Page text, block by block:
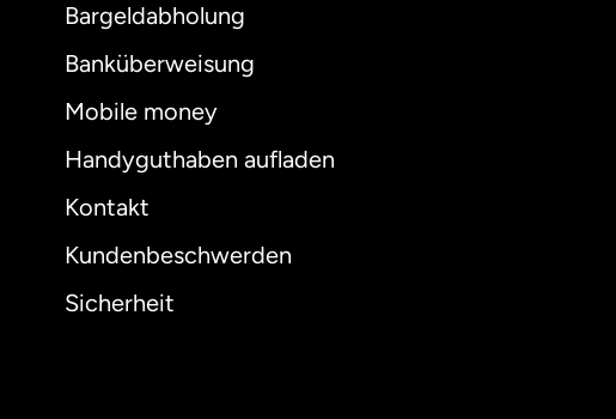
Bargeldabholung
Banküberweisung
Mobile money
Handyguthaben aufladen
Kontakt
Kundenbeschwerden
Sicherheit